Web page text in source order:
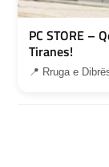
PC STORE –
Tiranes!
📍 Rruga e